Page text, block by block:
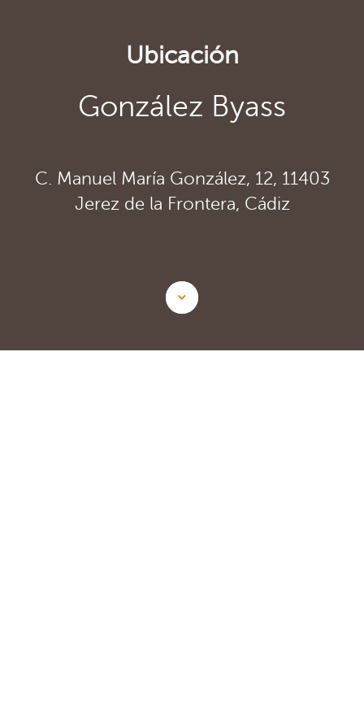
Ubicación
González Byass
C. Manuel María González, 12, 11403
Jerez de la Frontera, Cádiz